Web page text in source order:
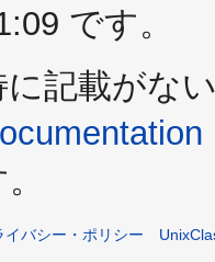
です。
に記載がな
イバシー・ポリシー